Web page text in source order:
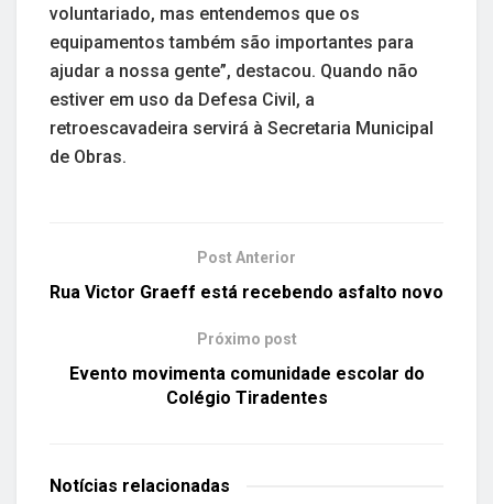
voluntariado, mas entendemos que os
equipamentos também são importantes para
ajudar a nossa gente”, destacou. Quando não
estiver em uso da Defesa Civil, a
retroescavadeira servirá à Secretaria Municipal
de Obras.
Post Anterior
Rua Victor Graeff está recebendo asfalto novo
Próximo post
Evento movimenta comunidade escolar do
Colégio Tiradentes
Notícias relacionadas